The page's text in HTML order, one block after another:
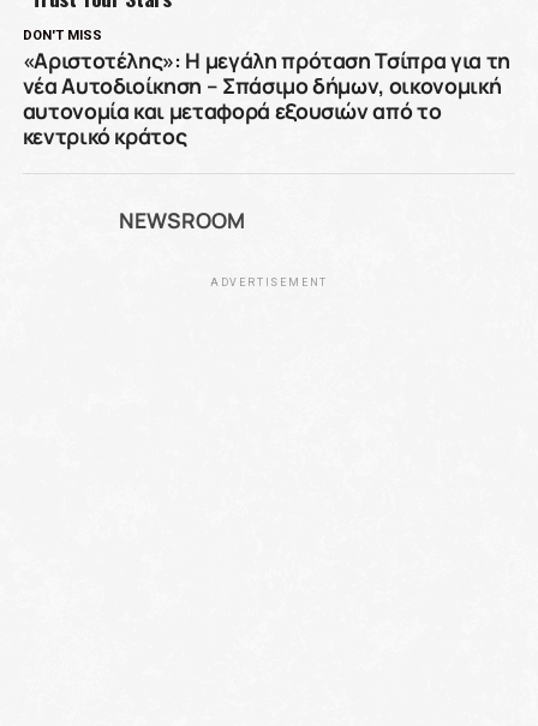
DON'T MISS
«Αριστοτέλης»: Η μεγάλη πρόταση Τσίπρα για τη
νέα Αυτοδιοίκηση – Σπάσιμο δήμων, οικονομική
αυτονομία και μεταφορά εξουσιών από το
κεντρικό κράτος
NEWSROOM
ADVERTISEMENT